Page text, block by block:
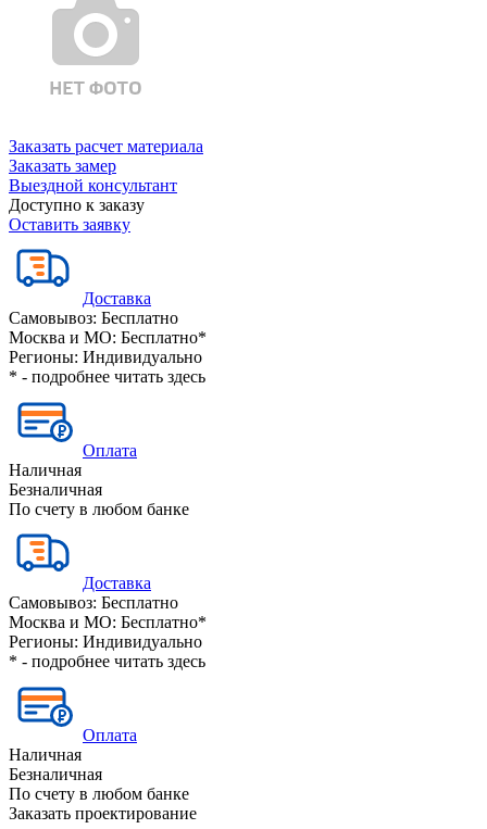
Заказать расчет материала
Заказать замер
Выездной консультант
Доступно к заказу
Оставить заявку
Доставка
Самовывоз: Бесплатно
Москва и МО: Бесплатно*
Регионы: Индивидуально
* - подробнее читать здесь
Оплата
Наличная
Безналичная
По счету в любом банке
Доставка
Самовывоз: Бесплатно
Москва и МО: Бесплатно*
Регионы: Индивидуально
* - подробнее читать здесь
Оплата
Наличная
Безналичная
По счету в любом банке
Заказать проектирование